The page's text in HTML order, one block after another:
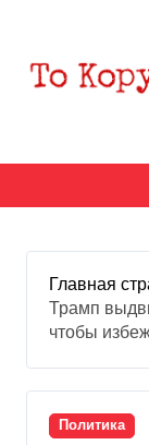
содержанию
Главная
Трамп
чтобы
Политика